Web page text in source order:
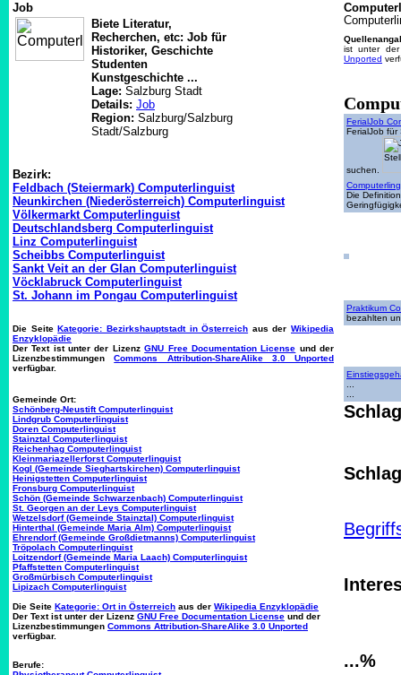
Job
Biete Literatur,
Recherchen, etc: Job für
Historiker, Geschichte
Studenten
Kunstgeschichte ...
Lage: Salzburg Stadt
Details: Job
Region: Salzburg/Salzburg
Stadt/Salzburg
Bezirk:
Feldbach (Steiermark) Computerlinguist
Neunkirchen (Niederösterreich) Computerlinguist
Völkermarkt Computerlinguist
Deutschlandsberg Computerlinguist
Linz Computerlinguist
Scheibbs Computerlinguist
Sankt Veit an der Glan Computerlinguist
Vöcklabruck Computerlinguist
St. Johann im Pongau Computerlinguist
Die SeiteKategorie: Bezirkshauptstadt in Österreich aus der Wikipedia
Enzyklopädie
Der Text ist unter der LizenzGNU Free Documentation License und der
LizenzbestimmungenCommons Attribution-ShareAlike 3.0 Unported
verfügbar.
Gemeinde Ort:
Schönberg-Neustift Computerlinguist
Lindgrub Computerlinguist
Doren Computerlinguist
Stainztal Computerlinguist
Reichenhag Computerlinguist
Kleinmariazellerforst Computerlinguist
Kogl (Gemeinde Sieghartskirchen) Computerlinguist
Heinigstetten Computerlinguist
Fronsburg Computerlinguist
Schön (Gemeinde Schwarzenbach) Computerlinguist
St. Georgen an der Leys Computerlinguist
Wetzelsdorf (Gemeinde Stainztal) Computerlinguist
Hinterthal (Gemeinde Maria Alm) Computerlinguist
Ehrendorf (Gemeinde Großdietmanns) Computerlinguist
Tröpolach Computerlinguist
Loitzendorf (Gemeinde Maria Laach) Computerlinguist
Pfaffstetten Computerlinguist
Großmürbisch Computerlinguist
Lipizach Computerlinguist
Die Seite Kategorie: Ort in Österreich aus der Wikipedia Enzyklopädie
Der Text ist unter der Lizenz GNU Free Documentation License und der
Lizenzbestimmungen Commons Attribution-ShareAlike 3.0 Unported
verfügbar.
Berufe:
ist unter
Unported
FerialJob
FerialJob für
suchen.
Die
Praktikum
bezahlten
...%